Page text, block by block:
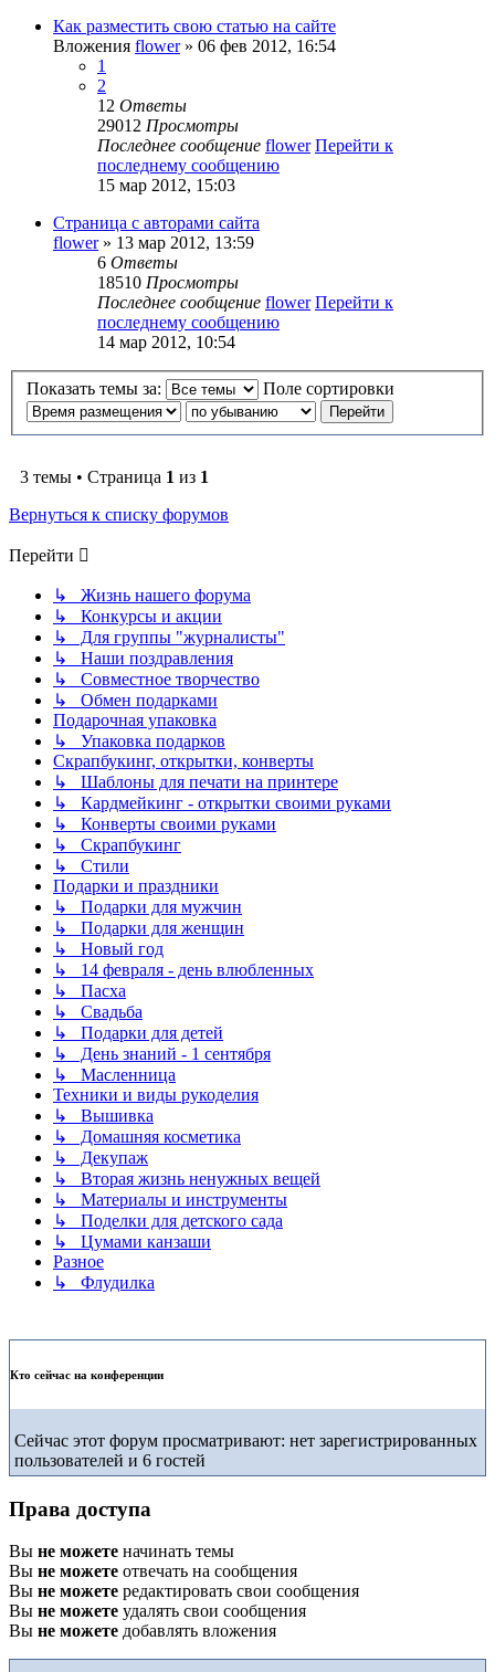
Как разместить свою статью на сайте
Вложения flower» 06 фев 2012, 16:54
1
2
12 Ответы
29012 Просмотры
Последнее сообщение flower Перейти к
последнему сообщению
15 мар 2012, 15:03
Страница с авторами сайта
flower» 13 мар 2012, 13:59
6 Ответы
18510 Просмотры
Последнее сообщение flower Перейти к
последнему сообщению
14 мар 2012, 10:54
Показать темы за: Поле сортировки
3 темы • Страница 1 из 1
Вернуться к списку форумов
Перейти
↳ Жизнь нашего форума
↳ Конкурсы и акции
↳ Для группы "журналисты"
↳ Наши поздравления
↳ Совместное творчество
↳ Обмен подарками
Подарочная упаковка
↳ Упаковка подарков
Скрапбукинг, открытки, конверты
↳ Шаблоны для печати на принтере
↳ Кардмейкинг - открытки своими руками
↳ Конверты своими руками
↳ Скрапбукинг
↳ Стили
Подарки и праздники
↳ Подарки для мужчин
↳ Подарки для женщин
↳ Новый год
↳ 14 февраля - день влюбленных
↳ Пасха
↳ Свадьба
↳ Подарки для детей
↳ День знаний - 1 сентября
↳ Масленница
Техники и виды рукоделия
↳ Вышивка
↳ Домашняя косметика
↳ Декупаж
↳ Вторая жизнь ненужных вещей
↳ Материалы и инструменты
↳ Поделки для детского сада
↳ Цумами канзаши
Разное
↳ Флудилка
Кто сейчас на конференции
Сейчас этот форум просматривают: нет зарегистрированных
пользователей и 6 гостей
Права доступа
Вы не можете начинать темы
Вы не можете отвечать на сообщения
Вы не можете редактировать свои сообщения
Вы не можете удалять свои сообщения
Вы не можете добавлять вложения